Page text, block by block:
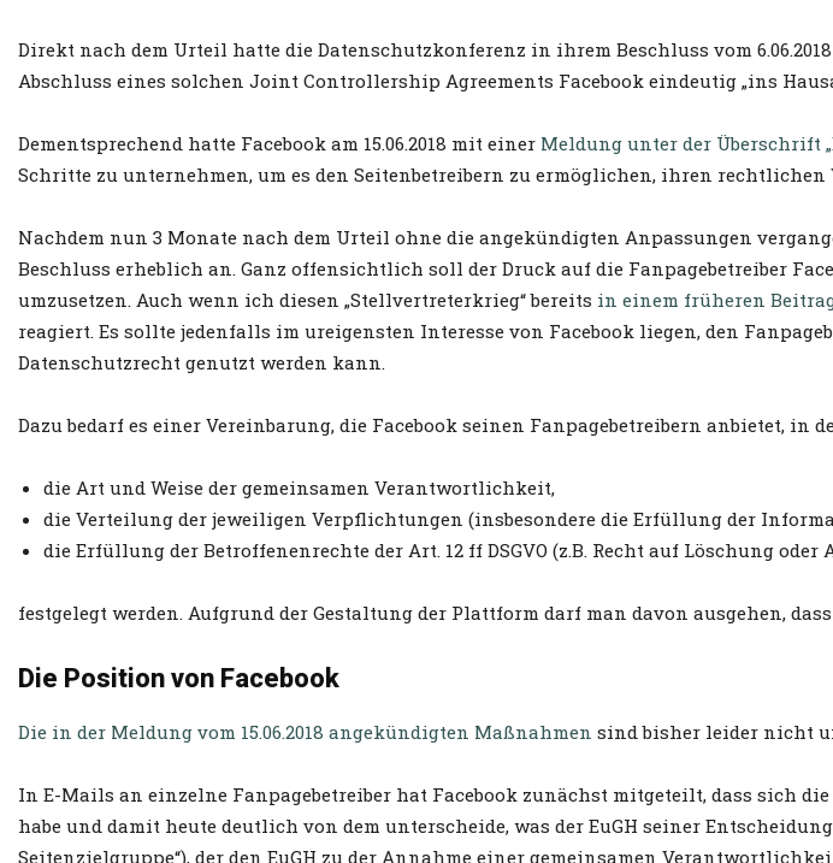
Direkt nach dem Urteil hatte die Datenschutzkonferenz in ihrem Beschluss vom
Abschluss eines solchen Joint Controllership Agreements Facebook eindeutig „ins
Dementsprechend hatte Facebook am 15.06.2018 mit einer Meldung unter der Überschrift
Schritte zu unternehmen, um es den Seitenbetreibern zu ermöglichen, ihren
Nachdem nun 3 Monate nach dem Urteil ohne die angekündigten Anpassungen
Beschluss erheblich an. Ganz offensichtlich soll der Druck auf die Fanpagebetreiber
umzusetzen. Auch wenn ich diesen „Stellvertreterkrieg“ bereits in einem früheren
reagiert. Es sollte jedenfalls im ureigensten Interesse von Facebook liegen, den
Datenschutzrecht genutzt werden kann.
Dazu bedarf es einer Vereinbarung, die Facebook seinen Fanpagebetreibern anbietet, in
die Art und Weise der gemeinsamen Verantwortlichkeit,
die Verteilung der jeweiligen Verpflichtungen (insbesondere die Erfüllung der
die Erfüllung der Betroffenenrechte der Art. 12 ff DSGVO (z.B. Recht auf Löschung oder
festgelegt werden. Aufgrund der Gestaltung der Plattform darf man davon ausgehen,
Die Position von Facebook
Die in der Meldung vom 15.06.2018 angekündigten Maßnahmen sind bisher leider nicht
In E-Mails an einzelne Fanpagebetreiber hat Facebook zunächst mitgeteilt, dass sich
habe und damit heute deutlich von dem unterscheide, was der EuGH seiner
Seitenzielgruppe“), der den EuGH zu der Annahme einer gemeinsamen